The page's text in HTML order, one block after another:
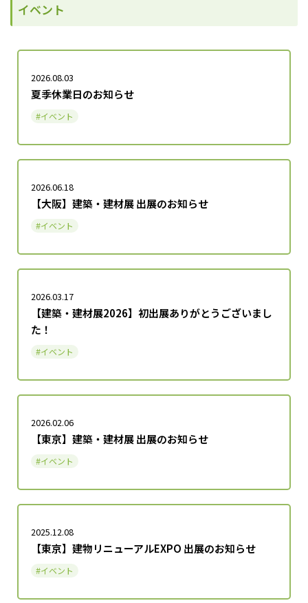
イベント
2026.08.03
夏季休業日のお知らせ
イベント
2026.06.18
【大阪】建築・建材展 出展のお知らせ
イベント
2026.03.17
【建築・建材展2026】初出展ありがとうございまし
た！
イベント
2026.02.06
【東京】建築・建材展 出展のお知らせ
イベント
2025.12.08
【東京】建物リニューアルEXPO 出展のお知らせ
イベント